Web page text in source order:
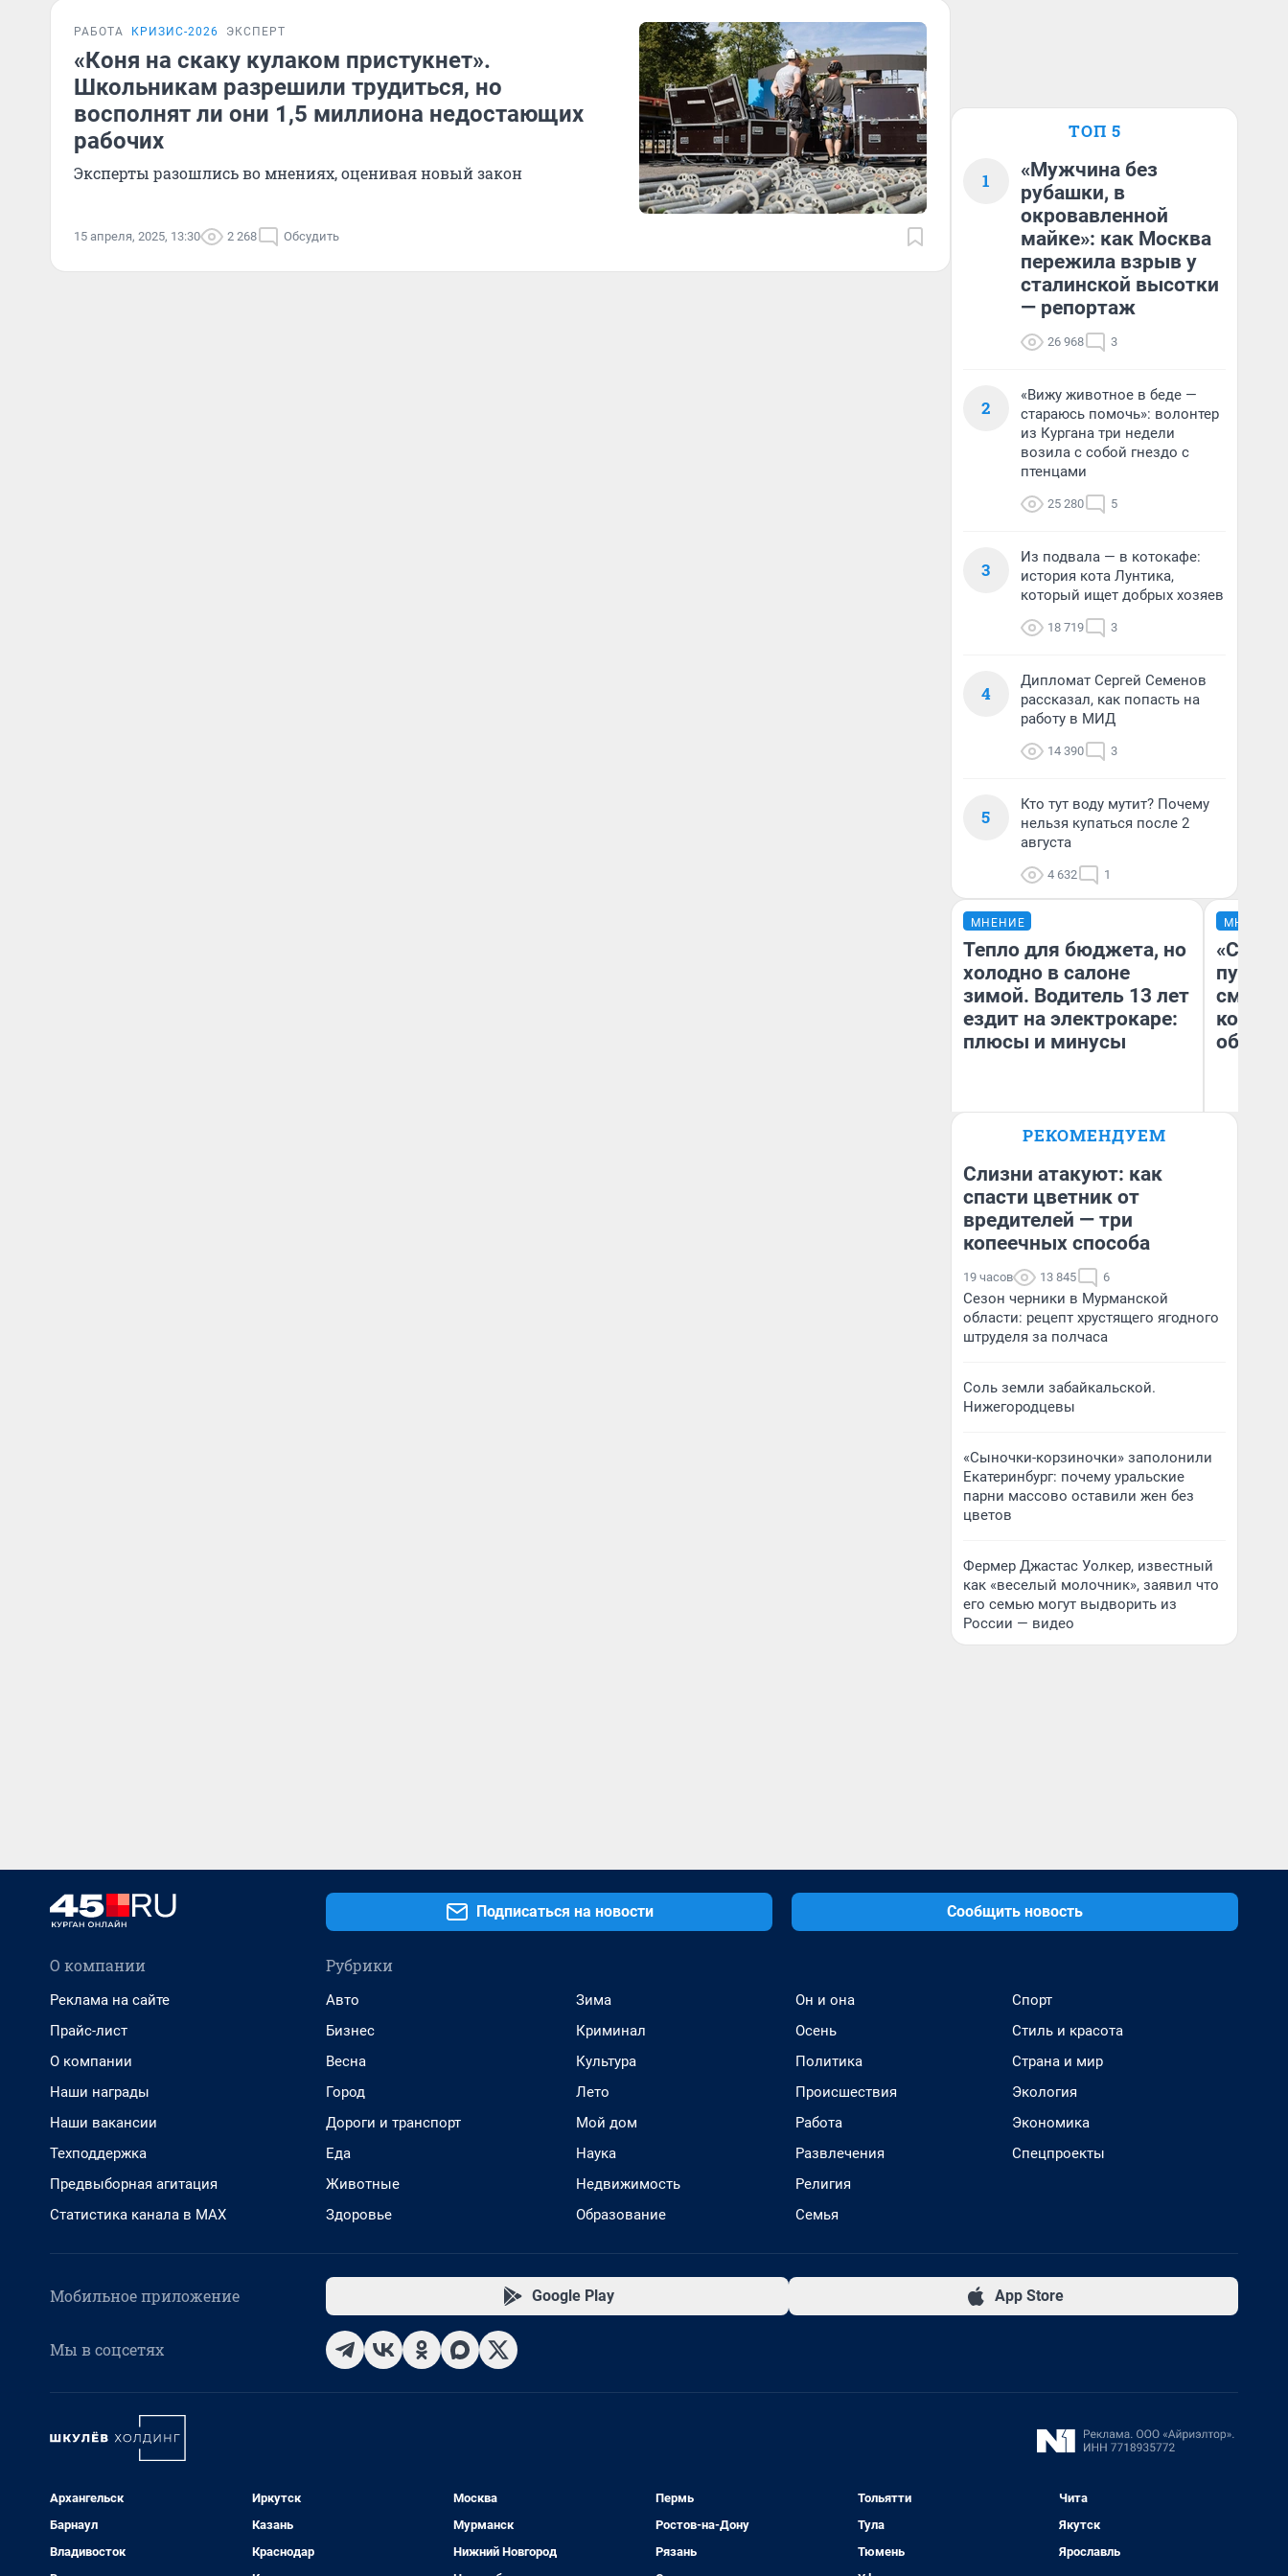
РАБОТА КРИЗИС-2026 ЭКСПЕРТ
«Коня на скаку кулаком пристукнет».
Школьникам разрешили трудиться, но
восполнят ли они 1,5 миллиона недостающих
рабочих
Эксперты разошлись во мнениях, оценивая новый закон
15 апреля, 2025, 13:30 2 268 Обсудить
ТОП 5
1
«Мужчина без
рубашки, в
окровавленной
майке»: как Москва
пережила взрыв у
сталинской высотки
— репортаж
26 968 3
2
«Вижу животное в беде —
стараюсь помочь»: волонтер
из Кургана три недели
возила с собой гнездо с
птенцами
25 280 5
3
Из подвала — в котокафе:
история кота Лунтика,
который ищет добрых хозяев
18 719 3
4
Дипломат Сергей Семенов
рассказал, как попасть на
работу в МИД
14 390 3
5
Кто тут воду мутит? Почему
нельзя купаться после 2
августа
4 632 1
МНЕНИЕ
Тепло для бюджета, но
холодно в салоне
зимой. Водитель 13 лет
ездит на электрокаре:
плюсы и минусы
Денис Дедюхин
МНЕНИЕ
РЕКОМЕНДУЕМ
Слизни атакуют: как
спасти цветник от
вредителей — три
копеечных способа
19 часов 13 845 6
Сезон черники в Мурманской
области: рецепт хрустящего ягодного
штруделя за полчаса
Соль земли забайкальской.
Нижегородцевы
«Сыночки-корзиночки» заполонили
Екатеринбург: почему уральские
парни массово оставили жен без
цветов
Фермер Джастас Уолкер, известный
как «веселый молочник», заявил что
его семью могут выдворить из
России — видео
Подписаться на новости Сообщить новость
О компании
Реклама на сайте
Прайс-лист
О компании
Наши награды
Наши вакансии
Техподдержка
Предвыборная агитация
Статистика канала в MAX
Рубрики
Авто
Бизнес
Весна
Город
Дороги и транспорт
Еда
Животные
Здоровье
Зима
Криминал
Культура
Лето
Мой дом
Наука
Недвижимость
Образование
Он и она
Осень
Политика
Происшествия
Работа
Развлечения
Религия
Семья
Спорт
Стиль и красота
Страна и мир
Экология
Экономика
Спецпроекты
Мобильное приложение Google Play App Store
Мы в соцсетях
Архангельск
Барнаул
Владивосток
Иркутск
Казань
Краснодар
Москва
Мурманск
Нижний Новгород
Пермь
Ростов-на-Дону
Рязань
Тольятти
Тула
Тюмень
Чита
Якутск
Ярославль